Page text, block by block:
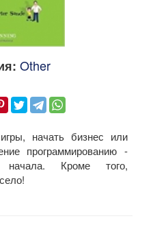
Other
начать бизнес или
программированию -
Кроме того,